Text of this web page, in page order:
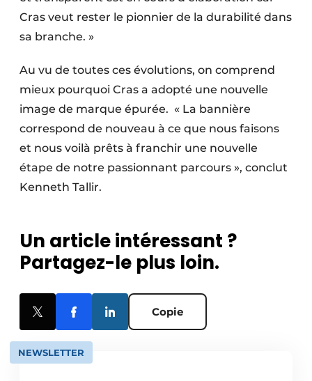
Cras veut rester le pionnier de la durabilité dans
sa branche. »
Au vu de toutes ces évolutions, on comprend
mieux pourquoi Cras a adopté une nouvelle
image de marque épurée. « La bannière
correspond de nouveau à ce que nous faisons
et nous voilà prêts à franchir une nouvelle
étape de notre passionnant parcours », conclut
Kenneth Tallir.
Un article intéressant ?
Partagez-le plus loin.
Copie
NEWSLETTER